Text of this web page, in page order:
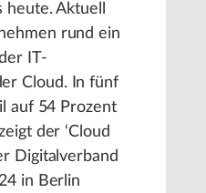
Aktuell
rund ein
IT-
Cloud. In fünf
auf 54 Prozent
der ‘Cloud
Digitalverband
in Berlin